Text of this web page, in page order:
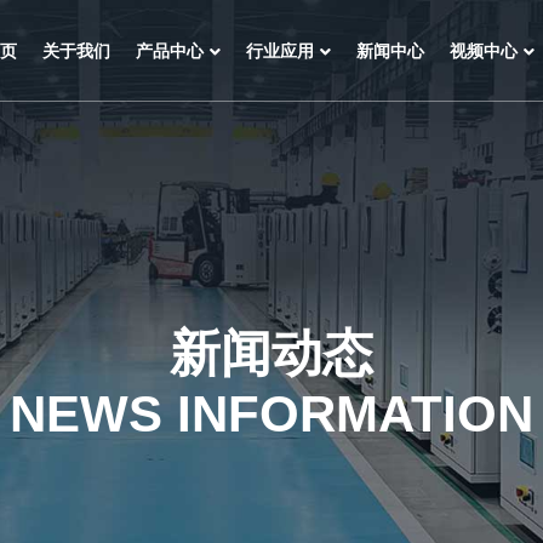
关于我们 产品中心 行业应用 新闻中心 视频中心
新闻动态
NEWS INFORMATION